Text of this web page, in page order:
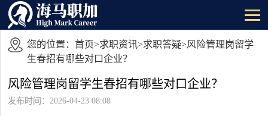
您的位置： 首页>求职资讯>求职答疑>风险管理岗留学
生春招有哪些对口企业？
风险管理岗留学生春招有哪些对口企业？
发布时间：2026-04-23 08:08